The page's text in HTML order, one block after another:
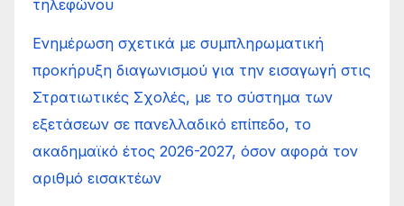
τηλεφώνου
Ενημέρωση σχετικά με συμπληρωματική
προκήρυξη διαγωνισμού για την εισαγωγή στις
Στρατιωτικές Σχολές, με το σύστημα των
εξετάσεων σε πανελλαδικό επίπεδο, το
ακαδημαϊκό έτος 2026-2027, όσον αφορά τον
αριθμό εισακτέων